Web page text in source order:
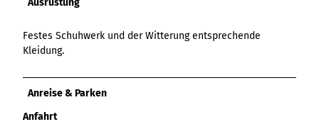
Ausrüstung
Festes Schuhwerk und der Witterung entsprechende
Kleidung.
Anreise & Parken
Anfahrt